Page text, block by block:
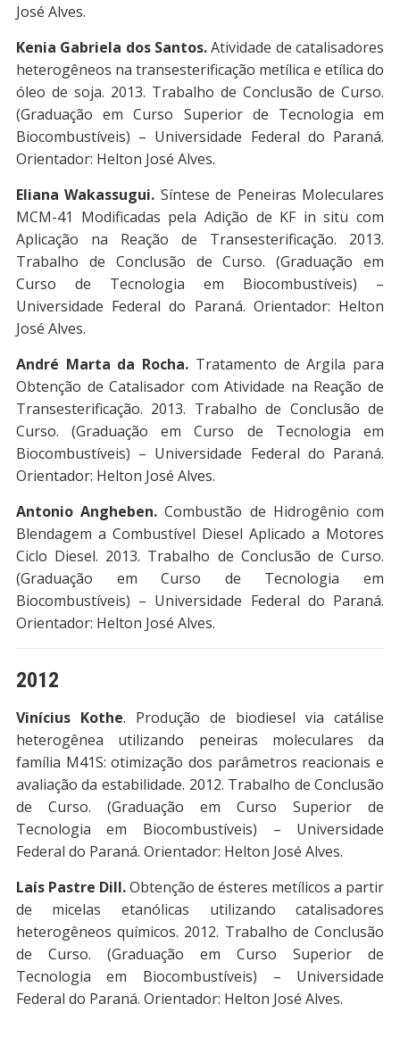
José Alves.
Kenia Gabriela dos Santos.Atividade de catalisadores
heterogêneos na transesterificação metílica e etílica do
óleo de soja. 2013. Trabalho de Conclusão de Curso.
(Graduação em Curso Superior de Tecnologia em
Biocombustíveis) – Universidade Federal do Paraná.
Orientador: Helton José Alves.
Eliana Wakassugui. Síntese de Peneiras Moleculares
MCM-41 Modificadas pela Adição de KF in situ com
Aplicação na Reação de Transesterificação. 2013.
Trabalho de Conclusão de Curso. (Graduação em
Curso de Tecnologia em Biocombustíveis) –
Universidade Federal do Paraná. Orientador: Helton
José Alves.
André Marta da Rocha. Tratamento de Argila para
Obtenção de Catalisador com Atividade na Reação de
Transesterificação. 2013. Trabalho de Conclusão de
Curso. (Graduação em Curso de Tecnologia em
Biocombustíveis) – Universidade Federal do Paraná.
Orientador: Helton José Alves.
Antonio Angheben. Combustão de Hidrogênio com
Blendagem a Combustível Diesel Aplicado a Motores
Ciclo Diesel. 2013. Trabalho de Conclusão de Curso.
(Graduação em Curso de Tecnologia em
Biocombustíveis) – Universidade Federal do Paraná.
Orientador: Helton José Alves.
2012
Vinícius Kothe. Produção de biodiesel via catálise
heterogênea utilizando peneiras moleculares da
família M41S: otimização dos parâmetros reacionais e
avaliação da estabilidade. 2012. Trabalho de Conclusão
de Curso. (Graduação em Curso Superior de
Tecnologia em Biocombustíveis) – Universidade
Federal do Paraná. Orientador: Helton José Alves.
Laís Pastre Dill.Obtenção de ésteres metílicos a partir
de micelas etanólicas utilizando catalisadores
heterogêneos químicos. 2012. Trabalho de Conclusão
de Curso. (Graduação em Curso Superior de
Tecnologia em Biocombustíveis) – Universidade
Federal do Paraná. Orientador: Helton José Alves.